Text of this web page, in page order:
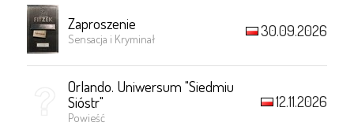
Zaproszenie
Sensacja i Kryminał 30.09.2026
Orlando. Uniwersum "Siedmiu
Sióstr"
Powieść
12.11.2026